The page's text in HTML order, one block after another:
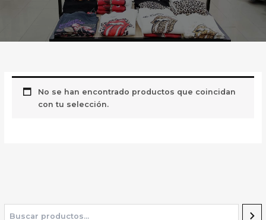
No se han encontrado productos que coincidan
con tu selección.